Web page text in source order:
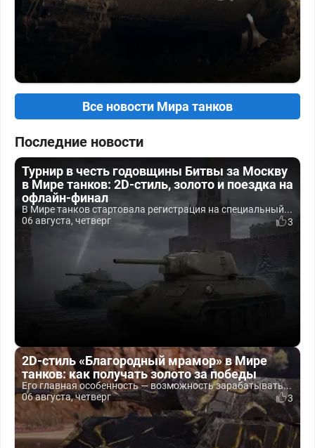
Все новости Мира танков
Последние новости
Турнир в честь годовщины Битвы за Москву
в Мире танков: 2D-стиль, золото и поездка на
офлайн-финал
В Мире танков стартовала регистрация на специальный...
06 августа, четверг
3
2D-стиль «Благородный мрамор» в Мире
танков: как получать золото за победы
Его главная особенность — возможность зарабатывать...
06 августа, четверг
3